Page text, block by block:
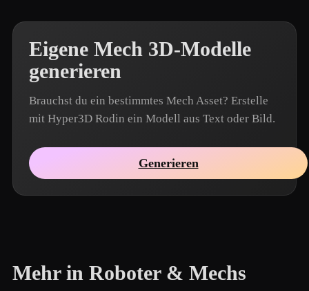
Eigene Mech 3D-Modelle
generieren
Brauchst du ein bestimmtes Mech Asset? Erstelle
mit Hyper3D Rodin ein Modell aus Text oder Bild.
Generieren
Mehr in Roboter & Mechs